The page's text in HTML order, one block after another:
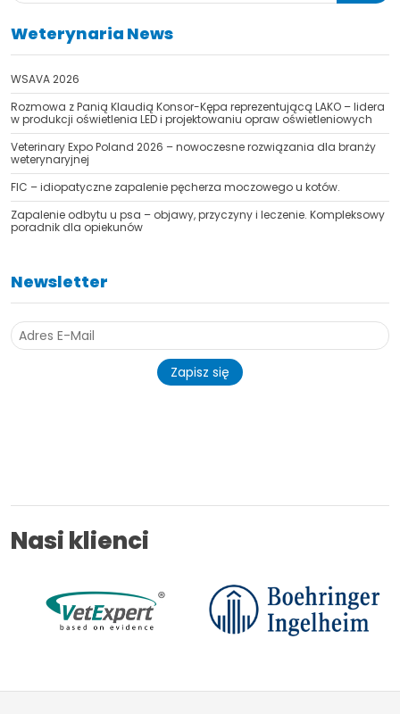
Nie jestem profesionalistą
Weterynaria News
WSAVA 2026
Rozmowa z Panią Klaudią Konsor-Kępa reprezentującą LAKO – lidera
w produkcji oświetlenia LED i projektowaniu opraw oświetleniowych
Veterinary Expo Poland 2026 – nowoczesne rozwiązania dla branży
weterynaryjnej
FIC – idiopatyczne zapalenie pęcherza moczowego u kotów.
Zapalenie odbytu u psa – objawy, przyczyny i leczenie. Kompleksowy
poradnik dla opiekunów
Newsletter
Zapisz się
Nasi klienci